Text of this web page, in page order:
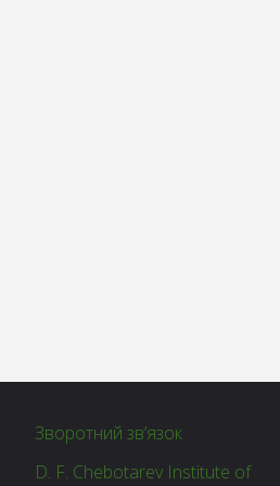
Зворотний зв’язок
D. F. Chebotarev Institute of